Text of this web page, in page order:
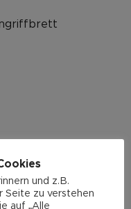
Design Single
und z.B.
Seite zu verstehen
auf „Alle